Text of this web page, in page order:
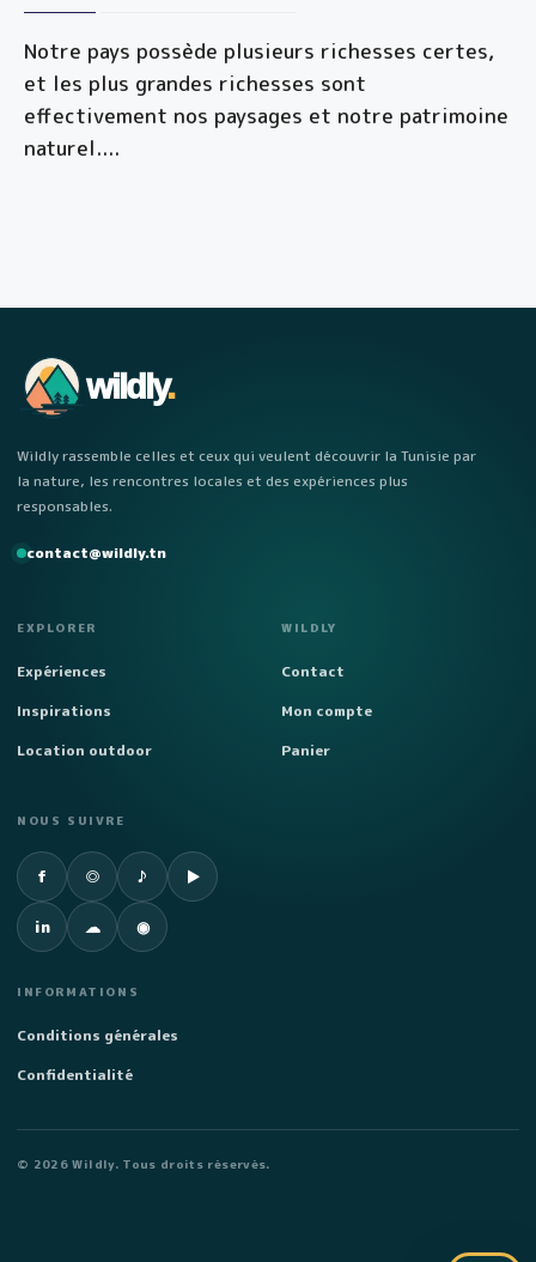
Notre pays possède plusieurs richesses certes,
et les plus grandes richesses sont
effectivement nos paysages et notre patrimoine
naturel....
wildly.
Wildly rassemble celles et ceux qui veulent découvrir la Tunisie par
la nature, les rencontres locales et des expériences plus
responsables.
contact@wildly.tn
EXPLORER
Expériences
Inspirations
Location outdoor
WILDLY
Contact
Mon compte
Panier
NOUS SUIVRE
f
Facebook◎
Instagram♪
TikTok ▶
YouTube
in
LinkedIn ☁
SoundCloud
◉
Spotify
INFORMATIONS
Conditions générales
Confidentialité
© 2026 Wildly. Tous droits réservés.